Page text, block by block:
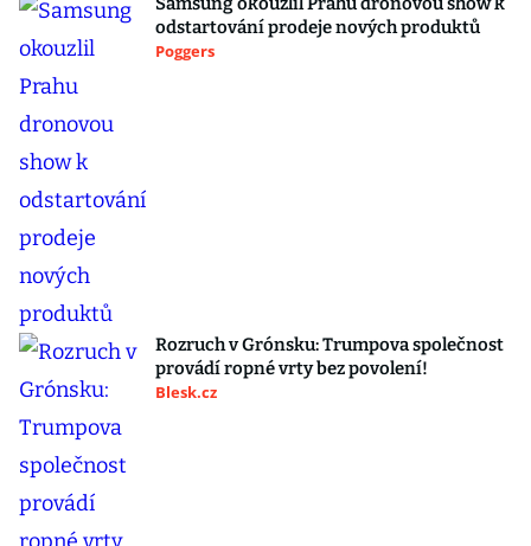
odstartování prodeje nových produktů
Poggers
Rozruch v Grónsku: Trumpova společnost
provádí ropné vrty bez povolení!
Blesk.cz